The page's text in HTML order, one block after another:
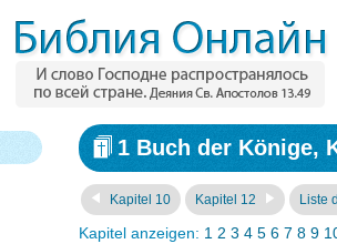
1 Buch der Könige,
Kapitel 10 Kapitel 12 Liste
Kapitel anzeigen: 1 2 3 4 5 6 7 8 9